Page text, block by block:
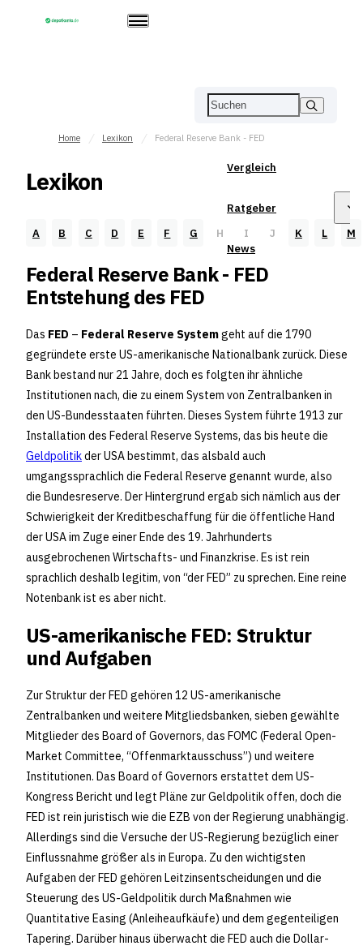
Vergleich
Ratgeber
News
Home Lexikon Federal Reserve Bank - FED
Lexikon
A B C D E F G H I J K L M
Federal Reserve Bank - FED
Entstehung des FED
Das FED – Federal Reserve Systemgeht auf die 1790
gegründete erste US-amerikanische Nationalbank zurück. Diese
Bank bestand nur 21 Jahre, doch es folgten ihr ähnliche
Institutionen nach, die zu einem System von Zentralbanken in
den US-Bundesstaaten führten. Dieses System führte 1913 zur
Installation des Federal Reserve Systems, das bis heute die
Geldpolitikder USA bestimmt, das alsbald auch
umgangssprachlich die Federal Reserve genannt wurde, also
die Bundesreserve. Der Hintergrund ergab sich nämlich aus der
Schwierigkeit der Kreditbeschaffung für die öffentliche Hand
der USA im Zuge einer Ende des 19. Jahrhunderts
ausgebrochenen Wirtschafts- und Finanzkrise. Es ist rein
sprachlich deshalb legitim, von “der FED” zu sprechen. Eine reine
Notenbank ist es aber nicht.
US-amerikanische FED: Struktur
und Aufgaben
Zur Struktur der FED gehören 12 US-amerikanische
Zentralbanken und weitere Mitgliedsbanken, sieben gewählte
Mitglieder des Board of Governors, das FOMC (Federal Open-
Market Committee, “Offenmarktausschuss”) und weitere
Institutionen. Das Board of Governors erstattet dem US-
Kongress Bericht und legt Pläne zur Geldpolitik offen, doch die
FED ist rein juristisch wie die EZB von der Regierung unabhängig.
Allerdings sind die Versuche der US-Regierung bezüglich einer
Einflussnahme größer als in Europa. Zu den wichtigsten
Aufgaben der FED gehören Leitzinsentscheidungen und die
Steuerung des US-Geldpolitik durch Maßnahmen wie
Quantitative Easing (Anleiheaufkäufe) und dem gegenteiligen
Tapering. Darüber hinaus überwacht die FED auch die Dollar-